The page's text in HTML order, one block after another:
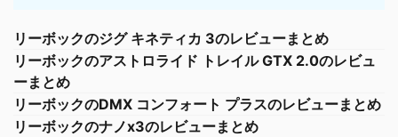
リーボックのジグ キネティカ 3のレビューまとめ
リーボックのアストロライド トレイル GTX 2.0のレビュ
ーまとめ
リーボックのDMX コンフォート プラスのレビューまとめ
リーボックのナノx3のレビューまとめ